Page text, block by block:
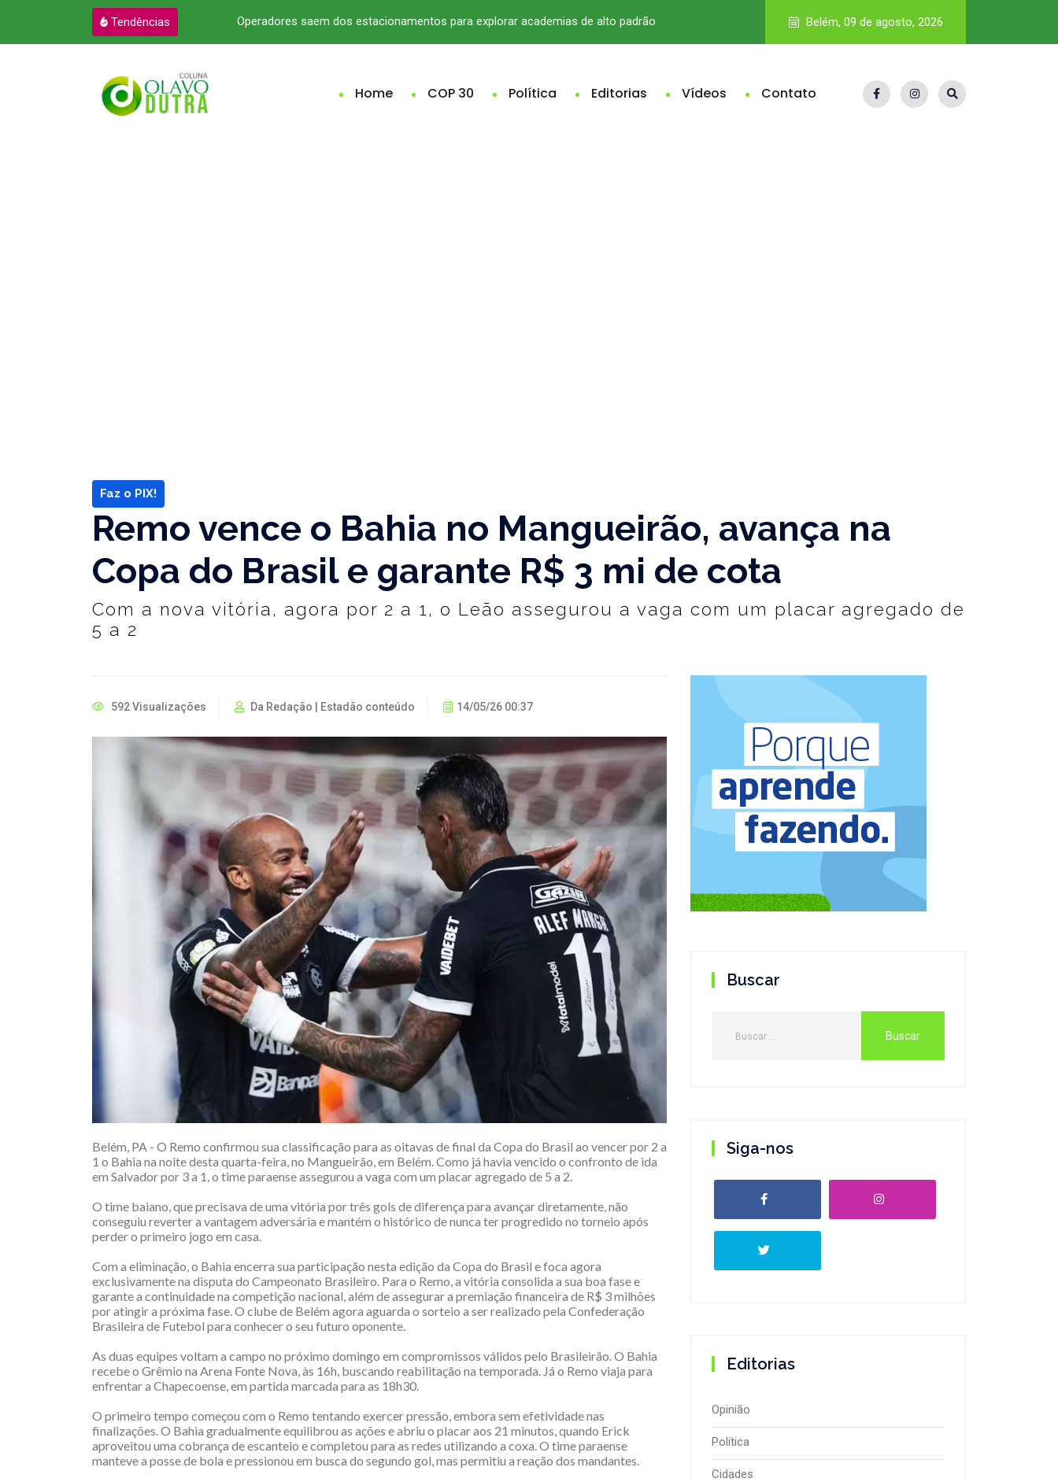
Tendências
sites de mentira por dopamina Operadores saem dos estacionamentos para explorar academias de alto padrão Vale nega dívida bilionária de royalties; Pará teria direito a
Belém, 09 de agosto, 2026
Home COP 30 Política Editorias Vídeos Contato
Faz o PIX!
Remo vence o Bahia no Mangueirão, avança na
Copa do Brasil e garante R$ 3 mi de cota
Com a nova vitória, agora por 2 a 1, o Leão assegurou a vaga com um placar agregado de
5 a 2
592 Visualizações Da Redação | Estadão conteúdo 14/05/26 00:37
Belém, PA - O Remo confirmou sua classificação para as oitavas de final da Copa do Brasil ao vencer por 2 a
1 o Bahia na noite desta quarta-feira, no Mangueirão, em Belém. Como já havia vencido o confronto de ida
em Salvador por 3 a 1, o time paraense assegurou a vaga com um placar agregado de 5 a 2.
O time baiano, que precisava de uma vitória por três gols de diferença para avançar diretamente, não
conseguiu reverter a vantagem adversária e mantém o histórico de nunca ter progredido no torneio após
perder o primeiro jogo em casa.
Com a eliminação, o Bahia encerra sua participação nesta edição da Copa do Brasil e foca agora
exclusivamente na disputa do Campeonato Brasileiro. Para o Remo, a vitória consolida a sua boa fase e
garante a continuidade na competição nacional, além de assegurar a premiação financeira de R$ 3 milhões
por atingir a próxima fase. O clube de Belém agora aguarda o sorteio a ser realizado pela Confederação
Brasileira de Futebol para conhecer o seu futuro oponente.
As duas equipes voltam a campo no próximo domingo em compromissos válidos pelo Brasileirão. O Bahia
recebe o Grêmio na Arena Fonte Nova, às 16h, buscando reabilitação na temporada. Já o Remo viaja para
enfrentar a Chapecoense, em partida marcada para as 18h30.
O primeiro tempo começou com o Remo tentando exercer pressão, embora sem efetividade nas
finalizações. O Bahia gradualmente equilibrou as ações e abriu o placar aos 21 minutos, quando Erick
aproveitou uma cobrança de escanteio e completou para as redes utilizando a coxa. O time paraense
manteve a posse de bola e pressionou em busca do segundo gol, mas permitiu a reação dos mandantes.
Buscar
Siga-nos
Editorias
Opinião
Política
Cidades